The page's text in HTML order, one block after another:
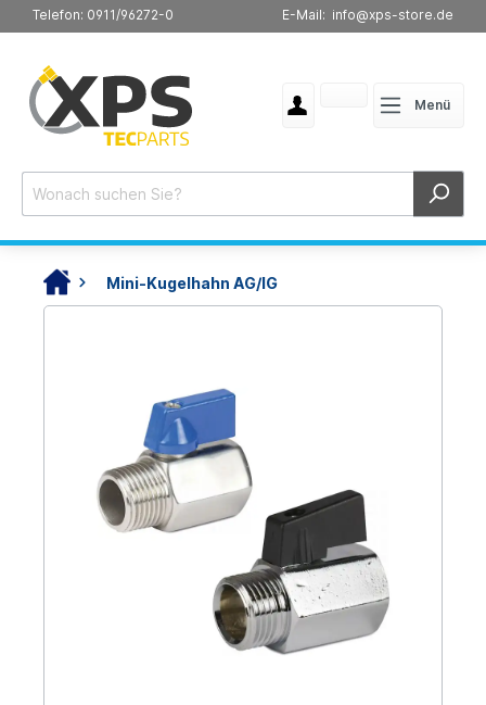
Telefon: 0911/96272-0 E-Mail: info@xps-store.de
Menü
Mini-Kugelhahn AG/IG